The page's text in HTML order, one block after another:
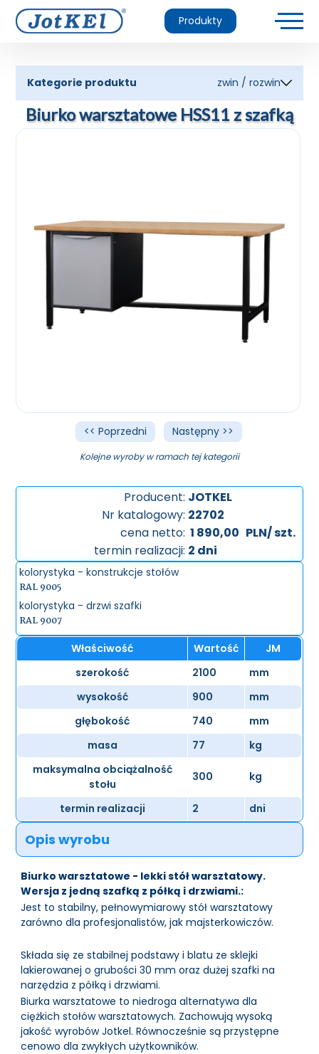
Produkty
Kategorie produktu zwin / rozwin
Biurko warsztatowe HSS11 z szafką
<< Poprzedni Następny >>
Kolejne wyroby w ramach tej kategorii
Producent: JOTKEL
Nr katalogowy: 22702
cena netto: 1 890,00 PLN/ szt.
termin realizacji: 2 dni
kolorystyka - konstrukcje stołów
RAL 9005
kolorystyka - drzwi szafki
RAL 9007
Właściwość Wartość
JM
szerokość
2100
mm
wysokość
900
mm
głębokość
740
mm
masa
77
kg
maksymalna obciążalność
stołu
300 kg
termin realizacji 2 dni
Opis wyrobu
Biurko warsztatowe - lekki stół warsztatowy.
Wersja z jedną szafką z półką i drzwiami.:
Jest to stabilny, pełnowymiarowy stół warsztatowy
zarówno dla profesjonalistów, jak majsterkowiczów.
Składa się ze stabilnej podstawy i blatu ze sklejki
lakierowanej o grubości 30 mm oraz dużej szafki na
narzędzia z półką i drzwiami.
Biurka warsztatowe to niedroga alternatywa dla
ciężkich stołów warsztatowych. Zachowują wysoką
jakość wyrobów Jotkel. Równocześnie są przystępne
cenowo dla zwykłych użytkowników.